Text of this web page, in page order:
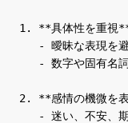
1. **具体性を重視
- 曖昧な表現を
- 数字や固有名
2. **感情の機微を
- 迷い、不安、